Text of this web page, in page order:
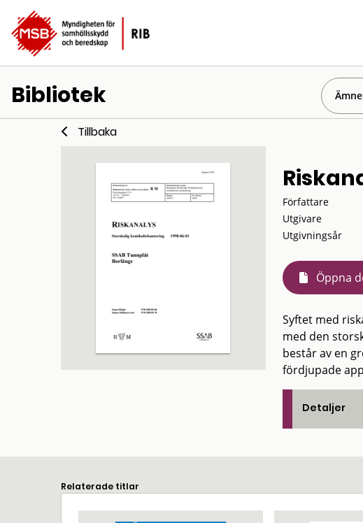
Bibliotek
Tillbaka
Författare
Utgivare
Utgivningsår
Öppna
Syftet med
med den
består av en
fördjupade
Detaljer
Relaterade titlar